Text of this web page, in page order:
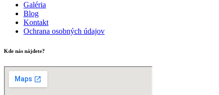
Galéria
Blog
Kontakt
Ochrana osobných údajov
Kde nás nájdete?